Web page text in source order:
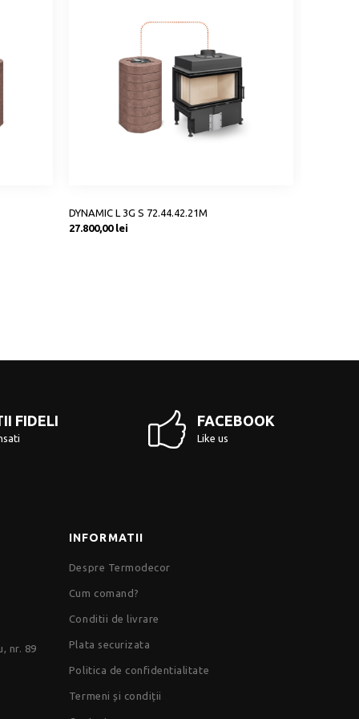
DYNAMIC L 3G S 72.44.42.21M
Preț
27.800,00 lei
FIDELI FACEBOOK
Like us
, nr. 89
INFORMATII
Despre Termodecor
Cum comand?
Conditii de livrare
Plata securizata
Politica de confidentialitate
Termeni și condiții